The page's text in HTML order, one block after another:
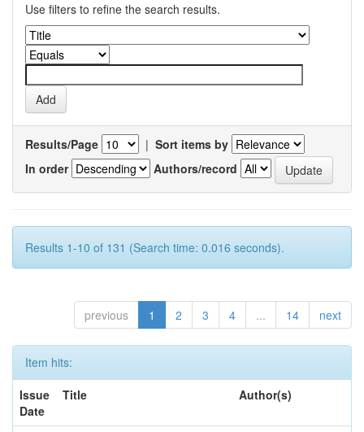
Use filters to refine the search results.
Results/Page | Sort items by
In order
Authors/record
Results 1-10 of 131 (Search time: 0.016 seconds).
previous 1 2 3 4 ... 14 next
Item hits:
Issue
Date
Title Author(s)